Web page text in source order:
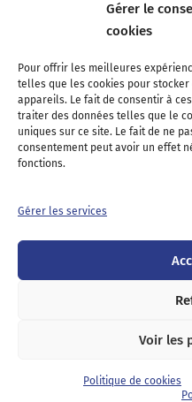
Gérer le
cookies
Pour offrir les meilleures
telles que les cookies pour
appareils. Le fait de consentir à
traiter des données telles que le
uniques sur ce site. Le fait de ne
consentement peut avoir un effet
fonctions.
Gérer les services
Voir les
Politique de cookies
Association
22, boulevard de la
75007 Paris
Tél : 01 44 11 11 70
E-mail : anel-
Devenez adhérents
Politique